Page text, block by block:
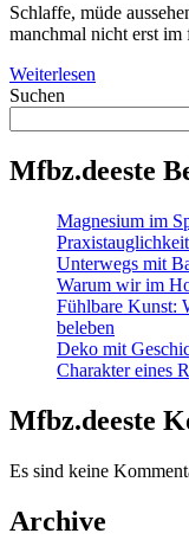
Schlaffe, müde
manchmal nicht erst
Weiterlesen
Suchen
Mfbz.deeste
Magnesium im
Unterwegs mit
Warum wir im
Fühlbare Kunst:
beleben
Deko mit
Charakter eines
Mfbz.deeste
Es sind keine
Archive